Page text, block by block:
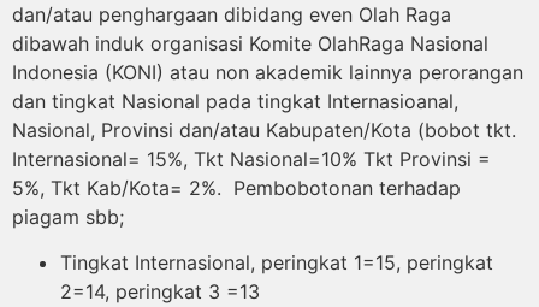
dan/atau penghargaan dibidang even Olah Raga
dibawah induk organisasi Komite OlahRaga Nasional
Indonesia (KONI) atau non akademik lainnya perorangan
dan tingkat Nasional pada tingkat Internasioanal,
Nasional, Provinsi dan/atau Kabupaten/Kota (bobot tkt.
Internasional= 15%, Tkt Nasional=10% Tkt Provinsi =
5%, Tkt Kab/Kota= 2%. Pembobotonan terhadap
piagam sbb;
Tingkat Internasional, peringkat 1=15, peringkat
2=14, peringkat 3 =13